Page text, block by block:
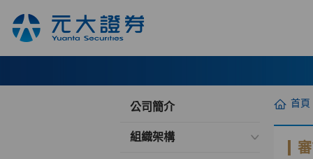
公司簡介
組織架構
首頁